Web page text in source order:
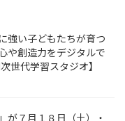
強い子どもたちが育つ
や創造力をデジタルで
世代学習スタジオ】
が７月１８日（土）・